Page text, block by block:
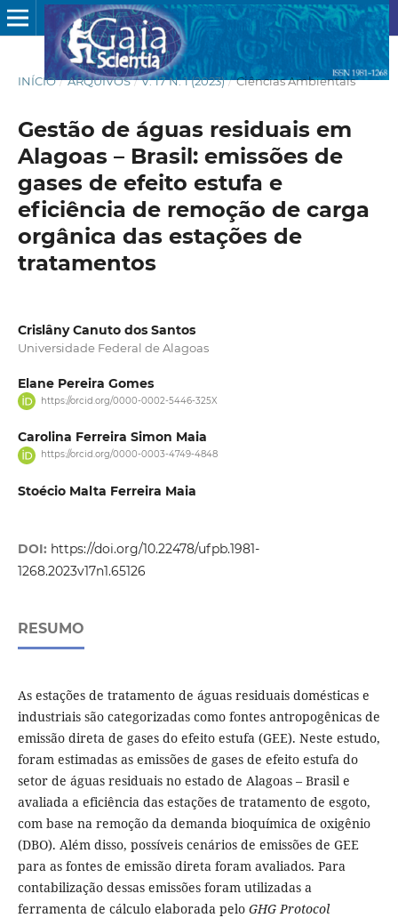
INÍCIO / ARQUIVOS / V. 17 N. 1 (2023) / Ciências Ambientais
Gestão de águas residuais em
Alagoas – Brasil: emissões de
gases de efeito estufa e
eficiência de remoção de carga
orgânica das estações de
tratamentos
Crislâny Canuto dos Santos
Universidade Federal de Alagoas
Elane Pereira Gomes
https://orcid.org/0000-0002-5446-325X
Carolina Ferreira Simon Maia
https://orcid.org/0000-0003-4749-4848
Stoécio Malta Ferreira Maia
DOI: https://doi.org/10.22478/ufpb.1981-
1268.2023v17n1.65126
RESUMO
As estações de tratamento de águas residuais domésticas e
industriais são categorizadas como fontes antropogênicas de
emissão direta de gases do efeito estufa (GEE). Neste estudo,
foram estimadas as emissões de gases de efeito estufa do
setor de águas residuais no estado de Alagoas – Brasil e
avaliada a eficiência das estações de tratamento de esgoto,
com base na remoção da demanda bioquímica de oxigênio
(DBO). Além disso, possíveis cenários de emissões de GEE
para as fontes de emissão direta foram avaliados. Para
contabilização dessas emissões foram utilizadas a
ferramenta de cálculo elaborada pelo GHG Protocol